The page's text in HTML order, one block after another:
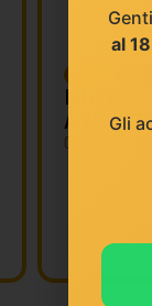
MOLE
A
COD
al
Gli